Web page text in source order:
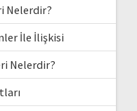
Nelerdir?
İle İlişkisi
Nelerdir?